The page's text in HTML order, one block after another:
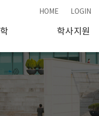
HOME LOGIN
학사지원